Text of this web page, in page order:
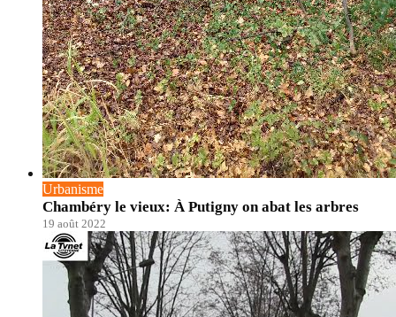
Urbanisme
Chambéry le vieux: À Putigny on abat les arbres
19 août 2022